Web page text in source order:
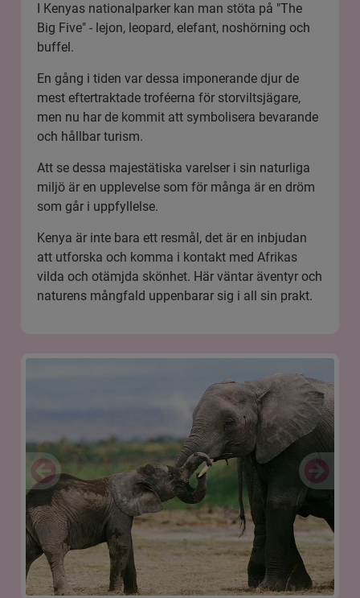
I Kenyas nationalparker kan man stöta på "The
Big Five" - lejon, leopard, elefant, noshörning och
buffel.
En gång i tiden var dessa imponerande djur de
mest eftertraktade troféerna för storviltsjägare,
men nu har de kommit att symbolisera bevarande
och hållbar turism.
Att se dessa majestätiska varelser i sin naturliga
miljö är en upplevelse som för många är en dröm
som går i uppfyllelse.
Kenya är inte bara ett resmål, det är en inbjudan
att utforska och komma i kontakt med Afrikas
vilda och otämjda skönhet. Här väntar äventyr och
naturens mångfald uppenbarar sig i all sin prakt.